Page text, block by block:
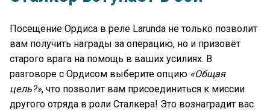
Посещение Ордиса в реле Larunda не только позволит
вам получить награды за операцию, но и призовёт
старого врага на помощь в ваших усилиях. В
разговоре с Ордисом выберите опцию «Общая
цель?», что позволит вам присоединиться к миссии
другого отряда в роли Сталкера! Это вознаградит вас